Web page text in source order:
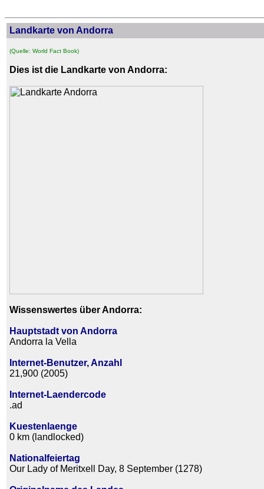
Landkarte von Andorra
(Quelle: World Fact Book)
Dies ist die Landkarte von Andorra:
Wissenswertes über Andorra:
Hauptstadt von Andorra
Andorra la Vella
Internet-Benutzer, Anzahl
21,900 (2005)
Internet-Laendercode
.ad
Kuestenlaenge
0 km (landlocked)
Nationalfeiertag
Our Lady of Meritxell Day, 8 September (1278)